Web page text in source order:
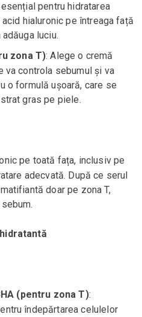
pentru hidratarea
hialuronic pe întreaga față
luciu.
zona T): Alege o cremă
va controla sebumul și va
o formulă ușoară, care se
gras pe piele.
pe toată fața, inclusiv pe
adecvată. După ce serul
doar pe zona T,
(pentru zona T):
îndepărtarea celulelor